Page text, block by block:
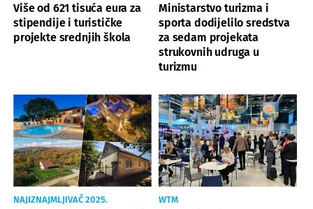
Više od 621 tisuća eura za
stipendije i turističke
projekte srednjih škola
Ministarstvo turizma i
sporta dodijelilo sredstva
za sedam projekata
strukovnih udruga u
turizmu
NAJIZNAJMLJIVAČ 2025. WTM